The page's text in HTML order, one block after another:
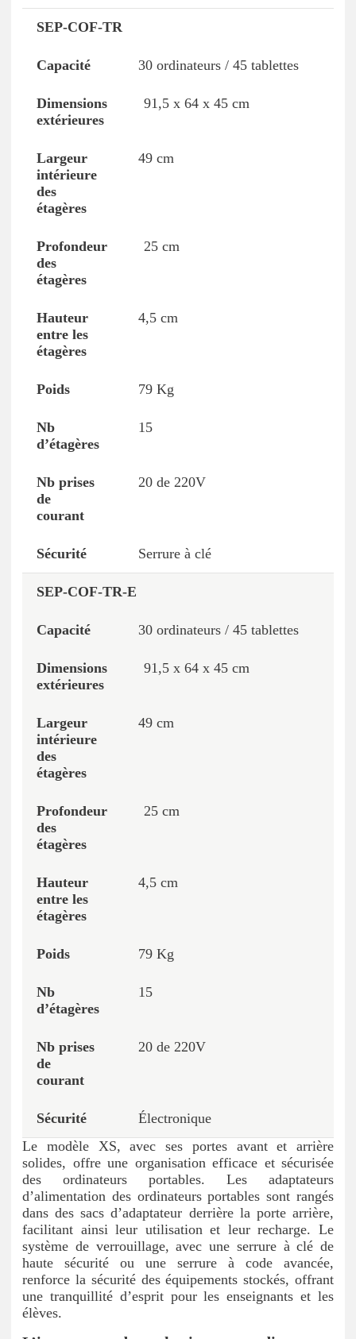
Référence
SEP-COF-TR
30 ordinateurs / 45 tablettes
91,5 x 64 x 45 cm
49 cm
25 cm
4,5 cm
79 Kg
15
20 de 220V
Serrure à clé
SEP-COF-TR-E
30 ordinateurs / 45 tablettes
91,5 x 64 x 45 cm
49 cm
25 cm
4,5 cm
79 Kg
15
20 de 220V
Électronique
Le modèle XS, avec ses portes avant et arrière
solides, offre une organisation efficace et sécurisée
des ordinateurs portables. Les adaptateurs
d’alimentation des ordinateurs portables sont rangés
dans des sacs d’adaptateur derrière la porte arrière,
facilitant ainsi leur utilisation et leur recharge. Le
système de verrouillage, avec une serrure à clé de
haute sécurité ou une serrure à code avancée,
renforce la sécurité des équipements stockés, offrant
une tranquillité d’esprit pour les enseignants et les
élèves.